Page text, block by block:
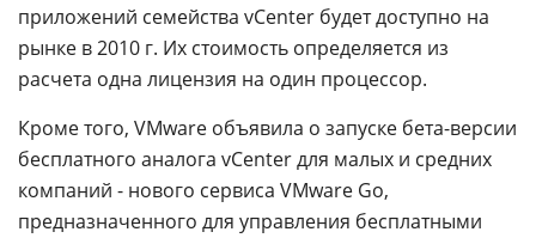
приложений семейства vCenter будет доступно на
рынке в 2010 г. Их стоимость определяется из
расчета одна лицензия на один процессор.
Кроме того, VMware объявила о запуске бета-версии
бесплатного аналога vCenter для малых и средних
компаний - нового сервиса VMware Go,
предназначенного для управления бесплатными